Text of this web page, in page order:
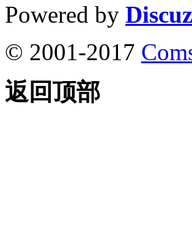
Powered by
© 2001-2017
返回顶部